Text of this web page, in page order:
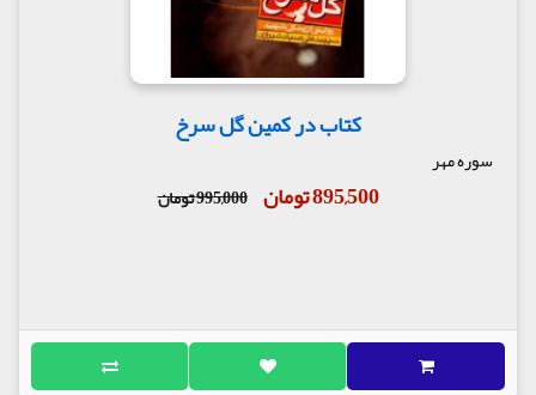
کتاب در کمین گل سرخ
سوره مهر
895,500 تومان 995,000 تومان